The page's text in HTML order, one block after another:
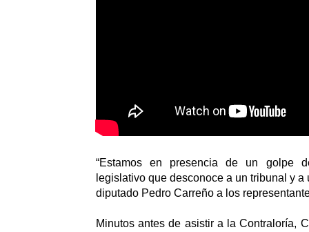
“Estamos en presencia de un golpe
legislativo que desconoce a un tribunal y a
diputado Pedro Carreño a los
Minutos antes de asistir a la Contraloría,